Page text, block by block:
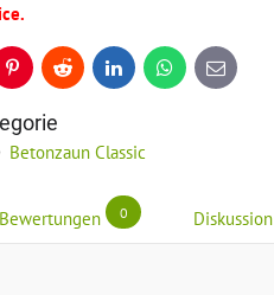
PinterestReddit LinkedInWhatsApp
E-
mail
Betonzaun Classic
Bewertungen 0 Diskussion